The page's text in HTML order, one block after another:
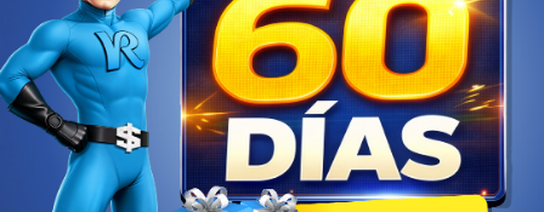
Este martes hay paro
docente en reclamo de
mejores salarios y